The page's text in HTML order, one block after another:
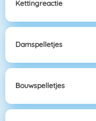
Kettingreactie
Damspelletjes
Bouwspelletjes